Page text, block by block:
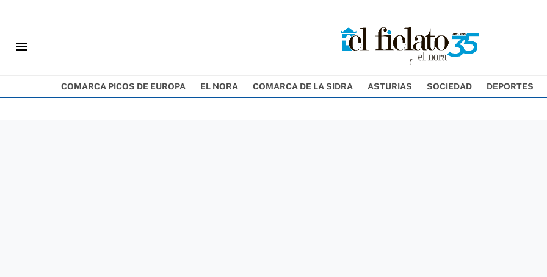
menu
COMARCA PICOS DE EUROPA EL NORA COMARCA DE LA SIDRA ASTURIAS SOCIEDAD DEPORTES